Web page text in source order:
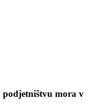
podjetništvu mora v